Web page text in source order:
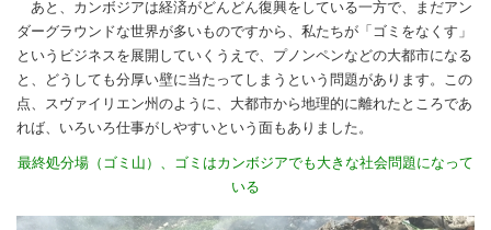
あと、カンボジアは経済がどんどん復興をしている一方で、まだアン
ダーグラウンドな世界が多いものですから、私たちが「ゴミをなくす」
というビジネスを展開していくうえで、プノンペンなどの大都市になる
と、どうしても分厚い壁に当たってしまうという問題があります。この
点、スヴァイリエン州のように、大都市から地理的に離れたところであ
れば、いろいろ仕事がしやすいという面もありました。
最終処分場（ゴミ山）、ゴミはカンボジアでも大きな社会問題になって
いる